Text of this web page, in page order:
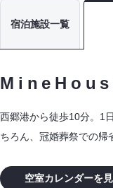
宿泊施設一覧
西郷港から徒歩10分。1
ちろん、冠婚葬祭での帰
空室カレンダーを